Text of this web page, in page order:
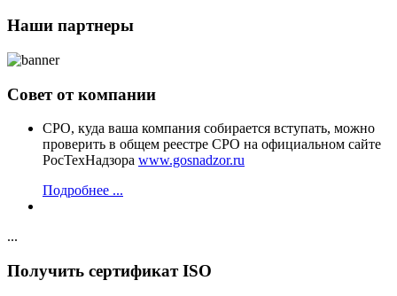
Наши партнеры
Совет от компании
СРО, куда ваша компания собирается вступать, можно
проверить в общем реестре СРО на официальном сайте
РосТехНадзора www.gosnadzor.ru
Подробнее ...
...
Получить сертификат ISO